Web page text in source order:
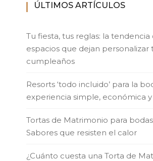
ÚLTIMOS ARTÍCULOS
Tu fiesta, tus reglas: la tendencia
espacios que dejan personalizar
cumpleaños
Resorts ‘todo incluido’ para la
experiencia simple, económica
Tortas de Matrimonio para
Sabores que resisten el calor
¿Cuánto cuesta una Torta de